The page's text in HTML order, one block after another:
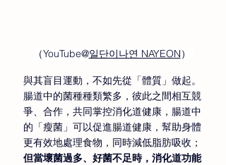
（YouTube@일단이나연 NAYEON）
與其盲目運動，不如先從「體質」做起。
腸道中的菌種種類繁多，彼此之間相互競
爭、合作，共同掌控消化道健康，腸道中
的「瘦菌」可以促進腸道健康，幫助身體
更有效地處理食物，同時減低脂肪吸收；
但當壞菌過多、好菌不足時，消化道功能